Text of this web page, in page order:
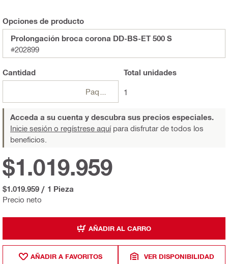
Opciones de producto
Prolongación broca corona DD-BS-ET 500 S
#202899
Cantidad Total unidades
1
Acceda a su cuenta y descubra sus precios especiales.
Inicie sesión o regístrese aquípara disfrutar de todos los
beneficios.
Precio neto
$1.019.959
$1.019.959 / 1 Pieza
AÑADIR AL CARRO
AÑADIR A FAVORITOS VER DISPONIBILIDAD